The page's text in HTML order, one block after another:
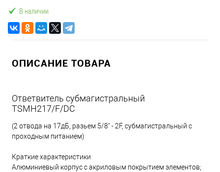
В наличии
ОПИСАНИЕ ТОВАРА
Ответвитель субмагистральный
TSMH217/F/DC
(2 отвода на 17дБ, разьем 5/8" - 2F, субмагистральный c
проходным питанием)
Краткие характеристики
Алюминиевый корпус с акриловым покрытием элементов;